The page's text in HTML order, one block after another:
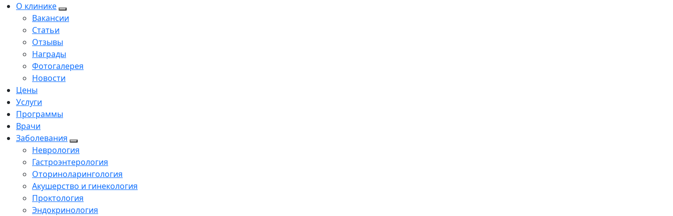
О клинике
Вакансии
Статьи
Отзывы
Награды
Фотогалерея
Новости
Цены
Услуги
Программы
Врачи
Заболевания
Неврология
Гастроэнтерология
Оториноларингология
Акушерство и гинекология
Проктология
Эндокринология